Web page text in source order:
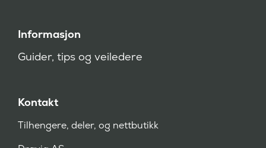
Informasjon
Guider, tips og veiledere
Kontakt
Tilhengere, deler, og nettbutikk